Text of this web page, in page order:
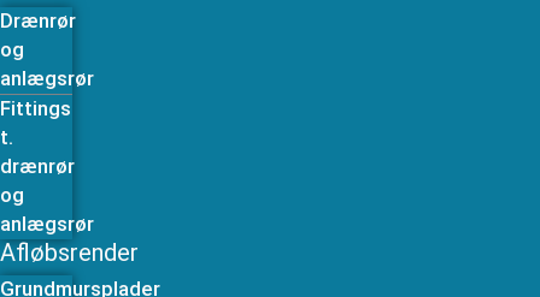
Drænrør
og
anlægsrør
Fittings
t.
drænrør
og
anlægsrør
Afløbsrender
Grundmursplader